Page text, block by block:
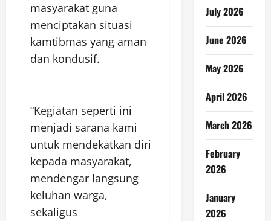
masyarakat guna
menciptakan situasi
kamtibmas yang aman
dan kondusif.
“Kegiatan seperti ini
menjadi sarana kami
untuk mendekatkan diri
kepada masyarakat,
mendengar langsung
keluhan warga,
sekaligus
July 2026
June 2026
May 2026
April 2026
March 2026
February
2026
January
2026